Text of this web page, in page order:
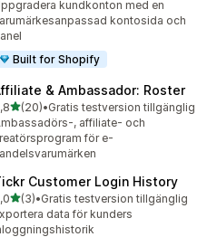
kundkonton med en
kontosida och
Built for Shopify
& Ambassador: Roster
av 5 stjärnor
(20)
recensioner totalt
•Gratis testversion tillgänglig
, affiliate- och
för e-
Customer Login History
av 5 stjärnor
(3)
recensioner totalt
•Gratis testversion tillgänglig
data för kunders